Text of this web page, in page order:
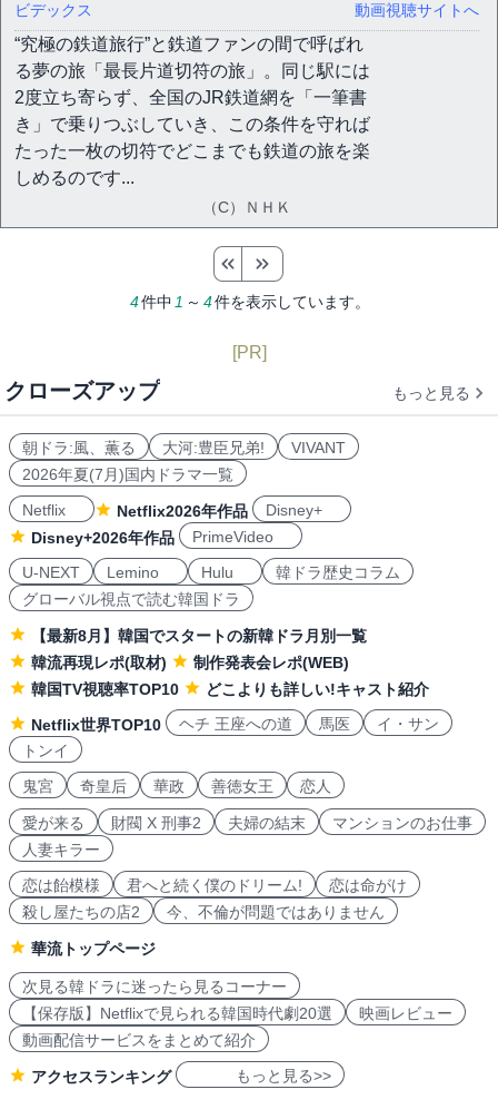
ビデックス 動画視聴サイトへ
“究極の鉄道旅行”と鉄道ファンの間で呼ばれ
る夢の旅「最長片道切符の旅」。同じ駅には
2度立ち寄らず、全国のJR鉄道網を「一筆書
き」で乗りつぶしていき、この条件を守れば
たった一枚の切符でどこまでも鉄道の旅を楽
しめるのです...
（C）ＮＨＫ
4件中 1 ～ 4件を表示しています。
[PR]
クローズアップ もっと見る
朝ドラ:風、薫る 大河:豊臣兄弟!
VIVANT
2026年夏(7月)国内ドラマ一覧
Netflix
Netflix2026年作品
Disney+
Disney+2026年作品
PrimeVideo
U-NEXT
Lemino Hulu
韓ドラ歴史コラム
グローバル視点で読む韓国ドラ
【最新8月】韓国でスタートの新韓ドラ月別一覧
韓流再現レポ(取材)
制作発表会レポ(WEB)
韓国TV視聴率TOP10
どこよりも詳しい!キャスト紹介
Netflix世界TOP10
ヘチ 王座への道 馬医
イ・サン
トンイ
鬼宮
奇皇后 華政 善徳女王 恋人
愛が来る 財閥 X 刑事2 夫婦の結末
マンションのお仕事
人妻キラー
恋は飴模様
君へと続く僕のドリーム!
恋は命がけ
殺し屋たちの店2
今、不倫が問題ではありません
華流トップページ
次見る韓ドラに迷ったら見るコーナー
【保存版】Netflixで見られる韓国時代劇20選
映画レビュー
動画配信サービスをまとめて紹介
アクセスランキング もっと見る>>